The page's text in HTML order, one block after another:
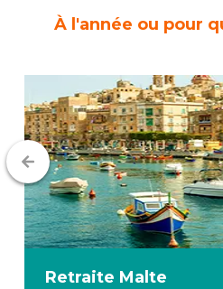
À l'année ou pour
Retraite Malte